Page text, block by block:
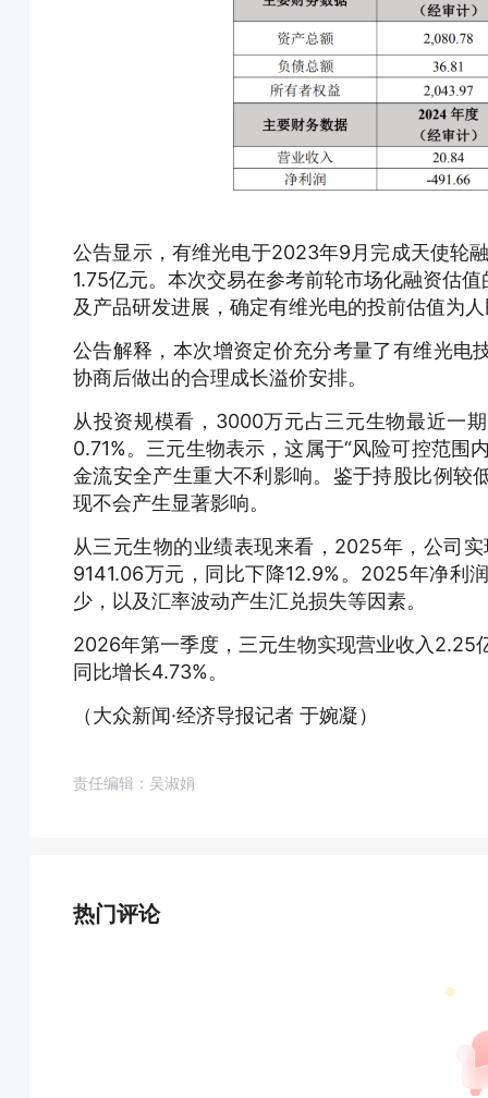
公告显示，有维光电于2023年9月完成天使轮
1.75亿元。本次交易在参考前轮市场化融资估
及产品研发进展，确定有维光电的投前估值为
公告解释，本次增资定价充分考量了有维光电
协商后做出的合理成长溢价安排。
从投资规模看，3000万元占三元生物最近一
0.71%。三元生物表示，这属于“风险可控范围
金流安全产生重大不利影响。鉴于持股比例较
现不会产生显著影响。
从三元生物的业绩表现来看，2025年，公司
9141.06万元，同比下降12.9%。2025年净利
少，以及汇率波动产生汇兑损失等因素。
2026年第一季度，三元生物实现营业收入
同比增长4.73%。
（大众新闻·经济导报记者 于婉凝）
责任编辑：吴淑娟
热门评论